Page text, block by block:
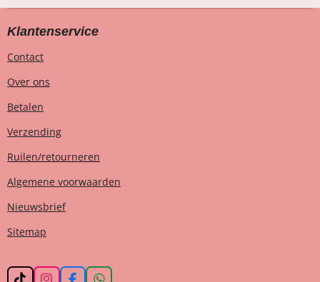
Klantenservice
Contact
Over ons
Betalen
Verzending
Ruilen/retourneren
Algemene voorwaarden
Nieuwsbrief
Sitemap